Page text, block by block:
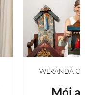
WERANDA
Mój